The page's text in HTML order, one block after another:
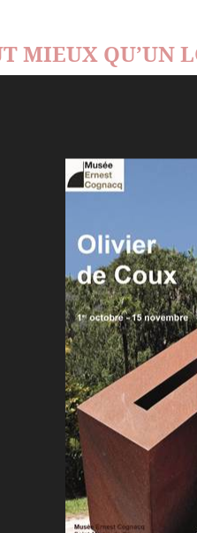
MIEUX QU’UN